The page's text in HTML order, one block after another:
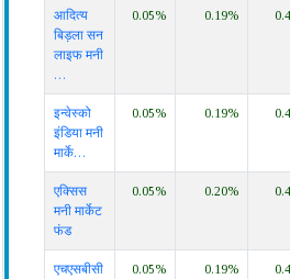
फंड
का
नाम
दिन
सप्ताह
महिना
आदित्य
बिड़ला सन
लाइफ मनी
…
0.05% 0.19%
इन्वेस्को
इंडिया मनी
मार्के…
0.05% 0.19%
एक्सिस
मनी मार्केट
फंड
0.05% 0.20%
एचएसबीसी
0.05% 0.19%